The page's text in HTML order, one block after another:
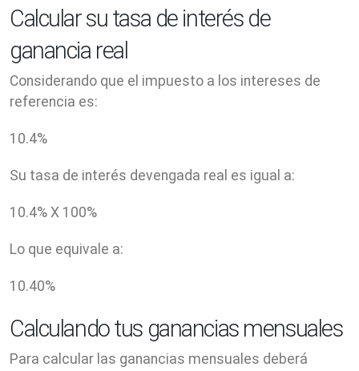
Calcular su tasa de interés de
ganancia real
Considerando que el impuesto a los intereses de
referencia es:
10.4%
Su tasa de interés devengada real es igual a:
10.4% X 100%
Lo que equivale a:
10.40%
Calculando tus ganancias mensuales
Para calcular las ganancias mensuales deberá